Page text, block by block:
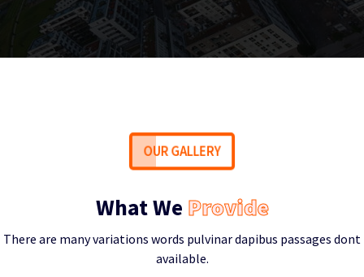
OUR GALLERY
What We Provide
There are many variations words pulvinar dapibus passages dont
available.